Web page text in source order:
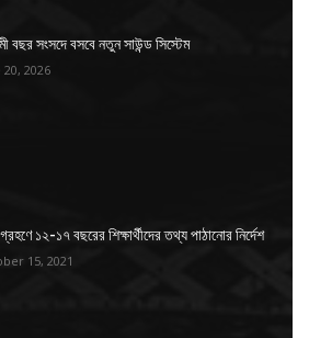
বছর সংসদে বসবে নতুন সাউন্ড সিস্টেম
20, 2026
১২-১৭ বছরের শিক্ষার্থীদের তথ্য পাঠানোর নির্দেশ
15, 2021